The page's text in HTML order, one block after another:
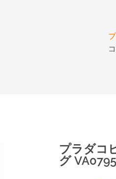
プラダコ
グ VA0795